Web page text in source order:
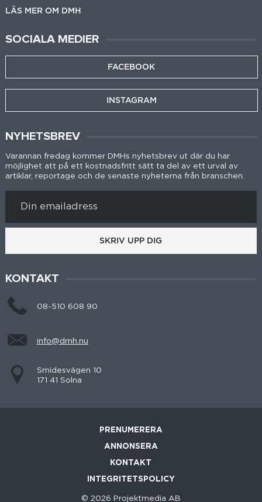
LÄS MER OM DMH
SOCIALA MEDIER
FACEBOOK
INSTAGRAM
NYHETSBREV
Varannan fredag kommer DMHs nyhetsbrev ut där du har
möjlighet att på ett kostnadsfritt sätt ta del av ett urval av
artiklar, reportage och de senaste nyheterna från branschen.
SKRIV UPP DIG
KONTAKT
08-510 608 90
info@dmh.nu
Smidesvägen 10
171 41 Solna
PRENUMERERA
ANNONSERA
KONTAKT
INTEGRITETSPOLICY
© 2026 Projektmedia AB